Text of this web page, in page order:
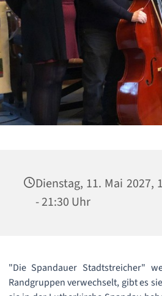
Dienstag, 11. Mai 2027,
- 21:30 Uhr
"Die Spandauer Stadtstreicher"
Randgruppen verwechselt, gibt es